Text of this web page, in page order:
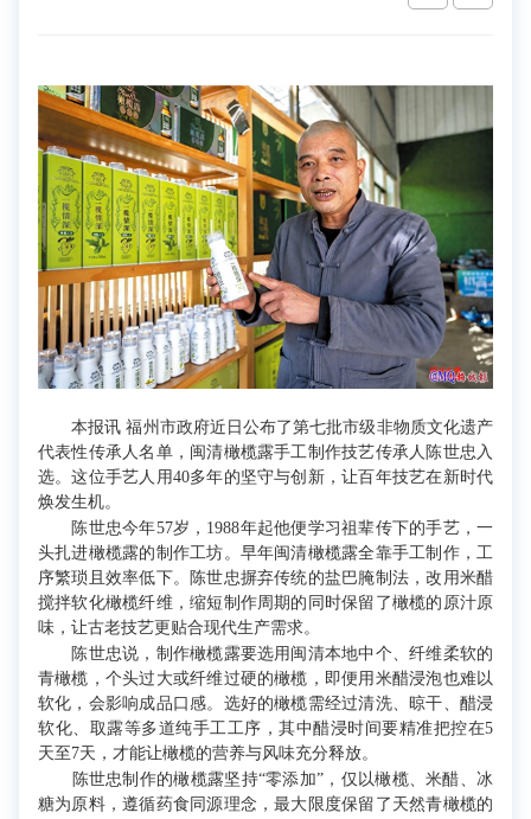
本报讯 福州市政府近日公布了第七批市级非物质文化遗产
代表性传承人名单，闽清橄榄露手工制作技艺传承人陈世忠入
选。这位手艺人用40多年的坚守与创新，让百年技艺在新时代
焕发生机。
陈世忠今年57岁，1988年起他便学习祖辈传下的手艺，一
头扎进橄榄露的制作工坊。早年闽清橄榄露全靠手工制作，工
序繁琐且效率低下。陈世忠摒弃传统的盐巴腌制法，改用米醋
搅拌软化橄榄纤维，缩短制作周期的同时保留了橄榄的原汁原
味，让古老技艺更贴合现代生产需求。
陈世忠说，制作橄榄露要选用闽清本地中个、纤维柔软的
青橄榄，个头过大或纤维过硬的橄榄，即便用米醋浸泡也难以
软化，会影响成品口感。选好的橄榄需经过清洗、晾干、醋浸
软化、取露等多道纯手工工序，其中醋浸时间要精准把控在5
天至7天，才能让橄榄的营养与风味充分释放。
陈世忠制作的橄榄露坚持“零添加”，仅以橄榄、米醋、冰
糖为原料，遵循药食同源理念，最大限度保留了天然青橄榄的